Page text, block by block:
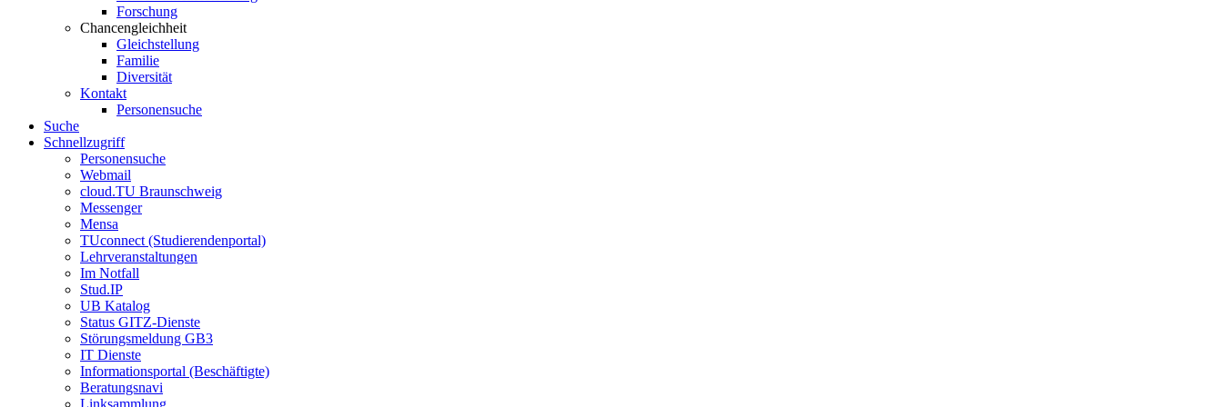
Forschung
Chancengleichheit
Gleichstellung
Familie
Diversität
Kontakt
Personensuche
Suche
Schnellzugriff
Personensuche
Webmail
cloud.TU Braunschweig
Messenger
Mensa
TUconnect (Studierendenportal)
Lehrveranstaltungen
Im Notfall
Stud.IP
UB Katalog
Status GITZ-Dienste
Störungsmeldung GB3
IT Dienste
Informationsportal (Beschäftigte)
Beratungsnavi
Linksammlung